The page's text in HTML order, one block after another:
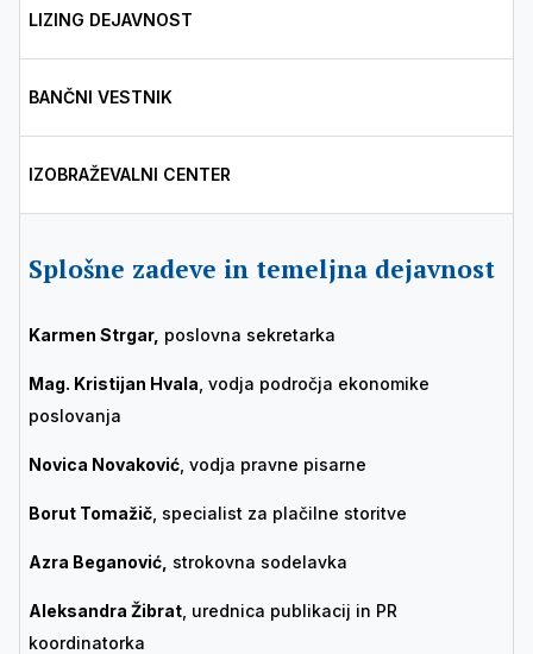
LIZING DEJAVNOST
BANČNI VESTNIK
IZOBRAŽEVALNI CENTER
Splošne zadeve in temeljna dejavnost
Karmen Strgar, poslovna sekretarka
Mag. Kristijan Hvala , vodja področja ekonomike
poslovanja
Novica Novaković , vodja pravne pisarne
Borut Tomažič , specialist za plačilne storitve
Azra Beganović, strokovna sodelavka
Aleksandra Žibrat , urednica publikacij in PR
koordinatorka